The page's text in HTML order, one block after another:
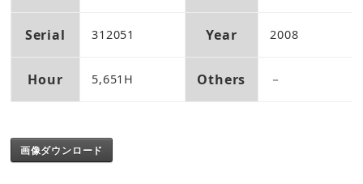
Serial 312051 Year 2008
Hour 5,651H Others －
画像ダウンロード